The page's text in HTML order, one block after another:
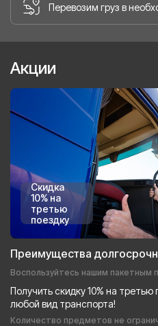
Перевозим груз в
Акции
Скидка
10% на
третью
поездку
Преимущества
Воспользуйтесь нашим пакетным
Получить скидку 10% на
любой вид транспорта!
Количество предметов не